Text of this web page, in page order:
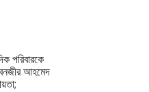
পরিবারকে
আহমেদ